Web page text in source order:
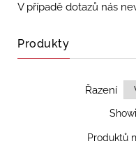
V případě dotazů nás
Produkty
Řazení
Produktů